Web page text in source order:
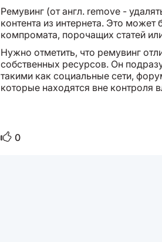
Ремувинг (от англ. remove -
контента из интернета. Это может
компромата, порочащих статей
Нужно отметить, что ремувинг
собственных ресурсов. Он
такими как социальные сети,
которые находятся вне контроля
0